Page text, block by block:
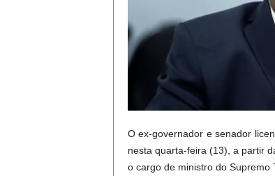
O ex-governador e senador
nesta quarta-feira (13), a partir
o cargo de ministro do Supremo